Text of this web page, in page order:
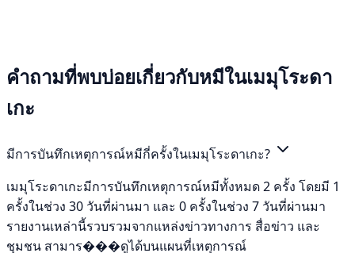
คำถามที่พบบ่อยเกี่ยวกับหมีในเมมุโระดา
เกะ
มีการบันทึกเหตุการณ์หมีกี่ครั้งในเมมุโระดาเกะ?
เมมุโระดาเกะมีการบันทึกเหตุการณ์หมีทั้งหมด 2 ครั้ง โดยมี 1
ครั้งในช่วง 30 วันที่ผ่านมา และ 0 ครั้งในช่วง 7 วันที่ผ่านมา
รายงานเหล่านี้รวบรวมจากแหล่งข่าวทางการ สื่อข่าว และ
ชุมชน สามาร���ดูได้บนแผนที่เหตุการณ์